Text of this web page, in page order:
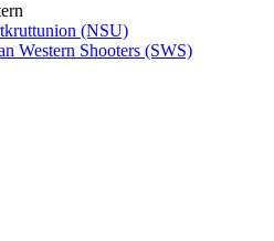
(NSU)
Western Shooters (SWS)